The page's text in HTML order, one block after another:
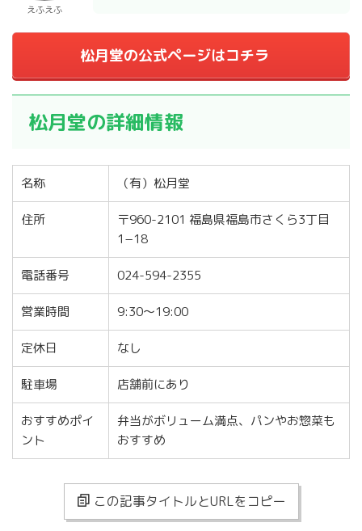
えふえふ
松月堂の公式ページはコチラ
松月堂の詳細情報
名称 （有）松月堂
住所
〒960-2101 福島県福島市さくら3丁目
1−18
電話番号 024-594-2355
営業時間 9:30～19:00
定休日 なし
駐車場 店舗前にあり
おすすめポイ
ント
弁当がボリューム満点、パンやお惣菜も
おすすめ
この記事タイトルとURLをコピー